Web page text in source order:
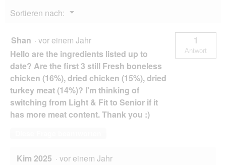
Sortieren nach:
▼
Menü
Shan · vor einem Jahr
Hello are the ingredients listed up to
date? Are the first 3 still Fresh boneless
chicken (16%), dried chicken (15%), dried
turkey meat (14%)? I'm thinking of
switching from Light & Fit to Senior if it
has more meat content. Thank you :)
1
Antwort
Kim 2025 · vor einem Jahr